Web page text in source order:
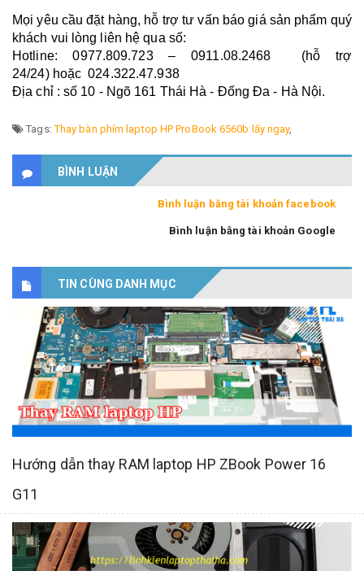
Mọi yêu cầu đặt hàng, hỗ trợ tư vấn báo giá sản phẩm quý
khách vui lòng liên hệ qua số:
Hotline: 0977.809.723 – 0911.08.2468 (hỗ trợ
24/24) hoặc 024.322.47.938
Địa chỉ : số 10 - Ngõ 161 Thái Hà - Đống Đa - Hà Nội.
Tags:Thay bàn phím laptop HP ProBook 6560b lấy ngay,
BÌNH LUẬN
Bình luận bằng tài khoản facebook
Bình luận bằng tài khoản Google
TIN CÙNG DANH MỤC
Hướng dẫn thay RAM laptop HP ZBook Power 16
G11